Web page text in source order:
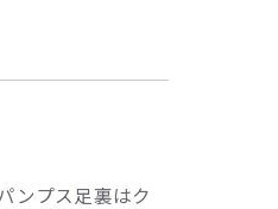
ンプス足裏はク